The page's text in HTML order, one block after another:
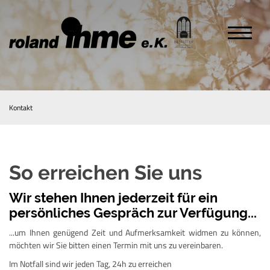
Kontakt
So erreichen Sie uns
Wir stehen Ihnen jederzeit für ein
persönliches Gespräch zur Verfügung...
...um Ihnen genügend Zeit und Aufmerksamkeit widmen zu können,
möchten wir Sie bitten einen Termin mit uns zu vereinbaren.
Im Notfall sind wir jeden Tag, 24h zu erreichen